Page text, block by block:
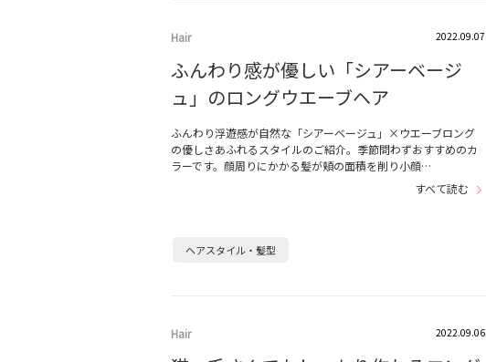
Hair 2022.09.07
ふんわり感が優しい「シアーベージ
ュ」のロングウエーブヘア
ふんわり浮遊感が自然な「シアーベージュ」×ウエーブロング
の優しさあふれるスタイルのご紹介。季節問わずおすすめのカ
ラーです。顔周りにかかる髪が頬の面積を削り小顔…
すべて読む
ヘアスタイル・髪型
Hair 2022.09.06